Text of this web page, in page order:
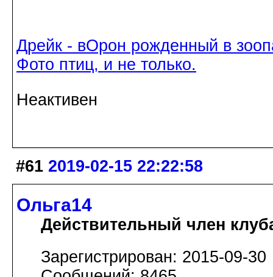
Дрейк - вОрон рожденный в
Фото птиц, и не только.
Неактивен
#61 2019-02-15 22:22:58
Ольга14
Действительный член
Зарегистрирован: 2015-09-30